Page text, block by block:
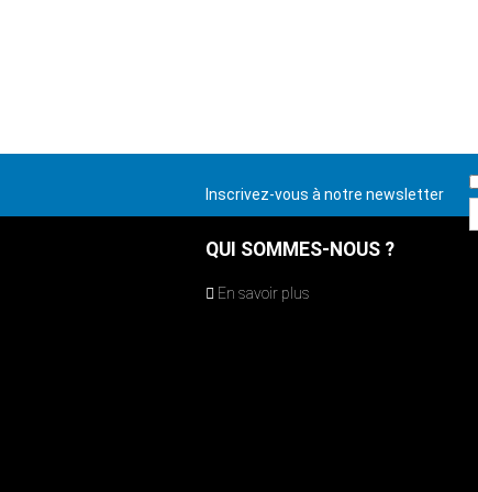
Inscrivez-vous à notre newsletter
QUI SOMMES-NOUS ?
En savoir plus